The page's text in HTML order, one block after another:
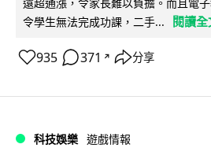
遠超通漲，令家長難以負擔。而且電
令學生無法完成功課，二手...
閱讀全
935 371 ↗ 分享
科技娛樂 遊戲情報